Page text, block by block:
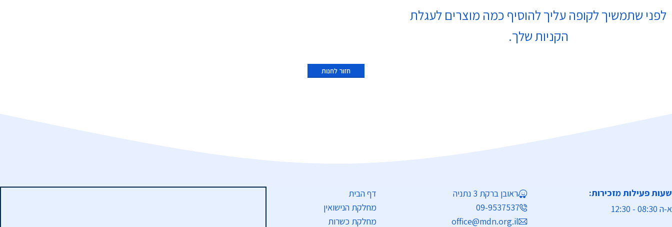
לפני שתמשיך לקופה עליך להוסיף כמה מוצרים לעגלת
הקניות שלך.
חזור לחנות
דף הבית
מחלקת הנישואין
מחלקת כשרות
ראובן ברקת 3 נתניה
09-9537537
office@mdn.org.il
שעות פעילות מזכירות:
א-ה 08:30 - 12:30